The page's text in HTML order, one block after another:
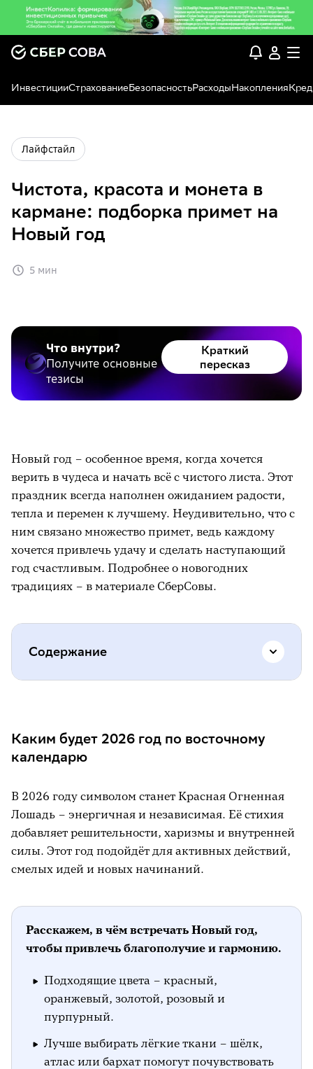
ИнвестицииСтрахованиеБезопасностьРасходыНакопления
Лайфстайл
Чистота, красота и монета в
кармане: подборка примет на
Новый год
5 мин
Что внутри?
Получите основные
тезисы
Краткий
пересказ
Новый год – особенное время, когда хочется
верить в чудеса и начать всё с чистого листа. Этот
праздник всегда наполнен ожиданием радости,
тепла и перемен к лучшему. Неудивительно, что с
ним связано множество примет, ведь каждому
хочется привлечь удачу и сделать наступающий
год счастливым. Подробнее о новогодних
традициях – в материале СберСовы.
Содержание
Топ-5 самых популярных примет на
Новый год
Как Новый год встретишь, так его и
проведёшь
Желания под бой курантов
Новый год — в новой одежде
В какие приметы верят жители других
Что ещё почитать на тему
Каким будет 2026 год по восточному
календарю
В 2026 году символом станет Красная Огненная
Лошадь – энергичная и независимая. Её стихия
добавляет решительности, харизмы и внутренней
силы. Этот год подойдёт для активных действий,
смелых идей и новых начинаний.
Расскажем, в чём встречать Новый год,
чтобы привлечь благополучие и гармонию.
Подходящие цвета – красный,
оранжевый, золотой, розовый и
пурпурный.
Лучше выбирать лёгкие ткани – шёлк,
атлас или бархат помогут почувствовать